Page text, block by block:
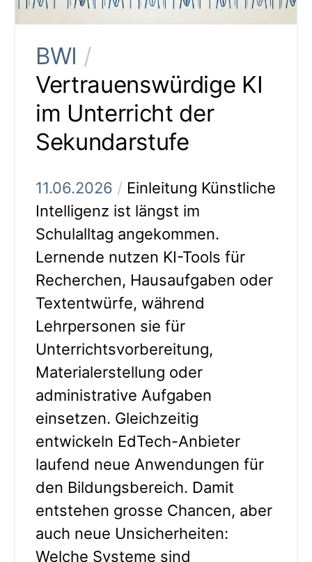
BWI /
Vertrauenswürdige KI
im Unterricht der
Sekundarstufe
11.06.2026 / Einleitung Künstliche
Intelligenz ist längst im
Schulalltag angekommen.
Lernende nutzen KI-Tools für
Recherchen, Hausaufgaben oder
Textentwürfe, während
Lehrpersonen sie für
Unterrichtsvorbereitung,
Materialerstellung oder
administrative Aufgaben
einsetzen. Gleichzeitig
entwickeln EdTech-Anbieter
laufend neue Anwendungen für
den Bildungsbereich. Damit
entstehen grosse Chancen, aber
auch neue Unsicherheiten:
Welche Systeme sind